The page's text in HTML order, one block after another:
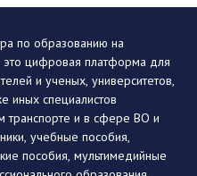
по образованию на
цифровая платформа для
и ученых, университетов,
иных специалистов
и в сфере ВО и
учебные пособия,
пособия, мультимедийные